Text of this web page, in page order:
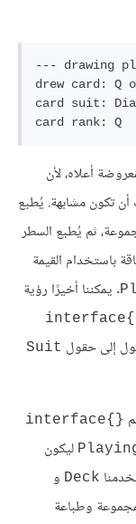
--- drawing
drew card: Q
card suit:
أعلاه، لأن
تكون مشابهة. يُطبع
ثم يُطبع السطر
باستخدام القيمة
. يمكننا أخيرًا رؤية
إلى حقول Suit
{}interface
ليكون
Deck و
وطباعة